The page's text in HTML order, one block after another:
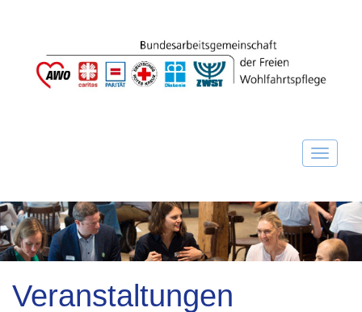
Veranstaltungen